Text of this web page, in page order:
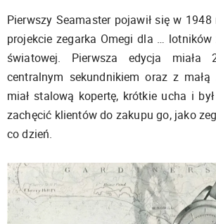
Pierwszy Seamaster pojawił się w
projekcie zegarka Omegi dla …
światowej. Pierwsza edycja
centralnym sekundnikiem oraz z małą
miał stalową kopertę, krótkie ucha i
zachęcić klientów do zakupu go, jako
co dzień.